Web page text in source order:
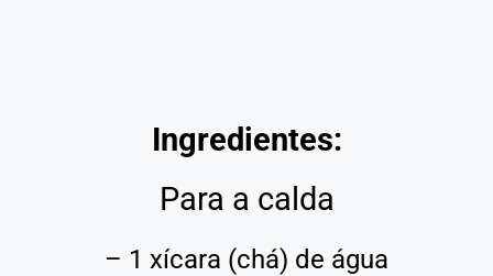
Ingredientes:
Para a calda
– 1 xícara (chá) de água